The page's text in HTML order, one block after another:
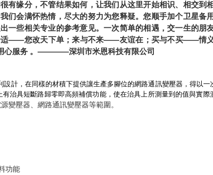
有缘分，不管结果如何，让我们从这里开始相识、相交到
们会满怀热情，尽大的努力为您释疑。您顺手加个卫星备
一些相关专业的参考意见。一次简单的相遇，交一生的朋
适——您改天下单；来与不来——友谊在；买与不买——情
心服务 。————深圳市米恩科技有限公司
設計，在同樣的材積下提供讓生產多腳位的網路通訊變壓器，得以一
治具短斷路歸零即高頻補償功能，使在治具上所測量到的值與實際
變壓器、網路通訊變壓器等範圍。
功能